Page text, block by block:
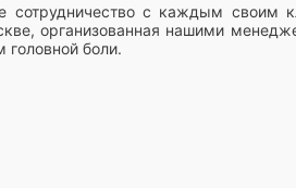
сотрудничество с каждым своим
организованная нашими
головной боли.